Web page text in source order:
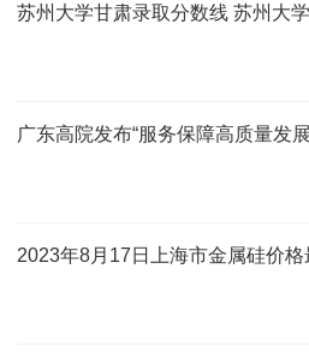
苏州大学甘肃录取分数线 苏州大
广东高院发布“服务保障高质量发
2023年8月17日上海市金属硅价格